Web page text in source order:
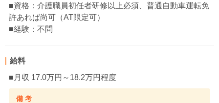
■資格：介護職員初任者研修以上必須、普通自動車運転免
許あれば尚可（AT限定可）
■経験：不問
給料
■月収 17.0万円～18.2万円程度
備 考